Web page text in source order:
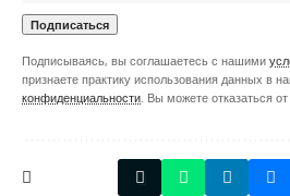
Подписываясь, вы соглашаетесь с нашими
признаете практику использования данных в
конфиденциальности . Вы можете отказаться